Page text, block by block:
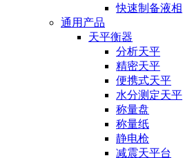
快速制备液相
通用产品
天平衡器
分析天平
精密天平
便携式天平
水分测定天平
称量盘
称量纸
静电枪
减震天平台